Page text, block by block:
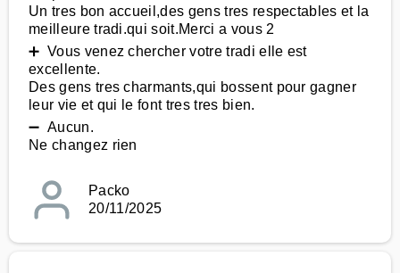
Un tres bon accueil,des gens tres respectables et la
meilleure tradi.qui soit.Merci a vous 2
➕ Vous venez chercher votre tradi elle est
excellente.
Des gens tres charmants,qui bossent pour gagner
leur vie et qui le font tres tres bien.
➖ Aucun.
Ne changez rien
Packo
20/11/2025